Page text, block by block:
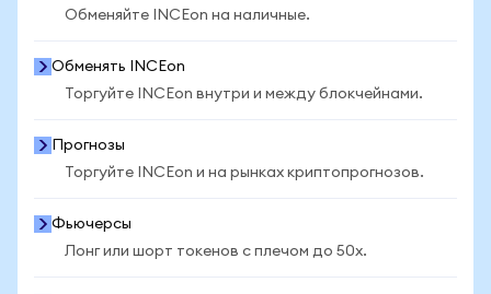
Обменяйте INCEon на наличные.
Обменять INCEon
Торгуйте INCEon внутри и между блокчейнами.
Прогнозы
Торгуйте INCEon и на рынках криптопрогнозов.
Фьючерсы
Лонг или шорт токенов с плечом до 50x.